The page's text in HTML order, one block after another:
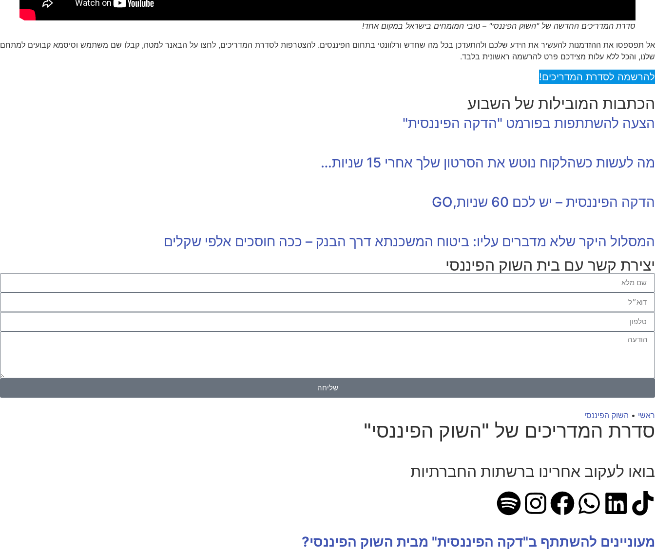
סדרת המדריכים החדשה של "השוק הפיננסי" – טובי המומחים בישראל במקום אחד!
אל תפספסו את ההזדמנות להעשיר את הידע שלכם ולהתעדכן בכל מה שחדש ורלוונטי בתחום הפיננסים. להצטרפות לסדרת המדריכים, לחצו על הבאנר למטה, קבלו שם משתמש וסיסמא קבועים למתחם
שלנו, והכל ללא עלות מצידכם פרט להרשמה ראשונית בלבד.
להרשמה לסדרת המדריכים!
הכתבות המובילות של השבוע
הצעה להשתתפות בפורמט "הדקה הפיננסית"
מה לעשות כשהלקוח נוטש את הסרטון שלך אחרי 15 שניות…
הדקה הפיננסית – יש לכם 60 שניות,GO
המסלול היקר שלא מדברים עליו: ביטוח המשכנתא דרך הבנק – ככה חוסכים אלפי שקלים
יצירת קשר עם בית השוק הפיננסי
שליחה
ראשי • השוק הפיננסי
סדרת המדריכים של "השוק הפיננסי"
בואו לעקוב אחרינו ברשתות החברתיות
מעוניינים להשתתף ב"דקה הפיננסית" מבית השוק הפיננסי?